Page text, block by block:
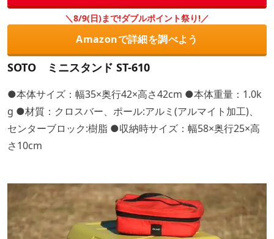
＼8/9(日)まで!ダブルポイント祭り!／
Amazonで詳細を調べよう
SOTO ミニスタンド ST-610
●本体サイズ：幅35×奥行42×高さ42cm ●本体重量：1.0k
g ●材質：クロスバー、ポール:アルミ(アルマイト加工)、
センターブロック:樹脂 ●収納時サイズ：幅58×奥行25×高
さ10cm